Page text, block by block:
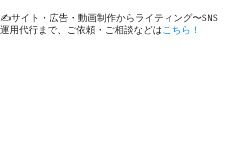
✍️サイト・広告・動画制作からライティング〜SNS
運用代行まで、ご依頼・ご相談などはこちら！